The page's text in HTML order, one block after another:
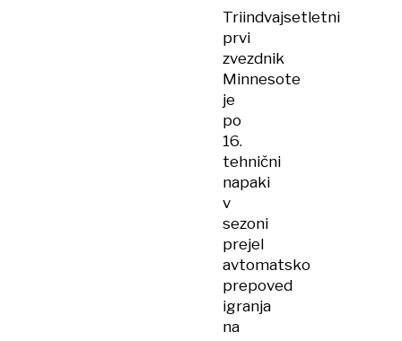
Triindvajsetletni
prvi
zvezdnik
Minnesote
je
po
16.
tehnični
napaki
v
sezoni
prejel
avtomatsko
prepoved
igranja
na